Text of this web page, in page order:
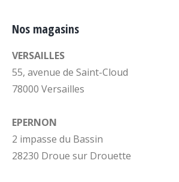
Nos magasins
VERSAILLES
55, avenue de Saint-Cloud
78000 Versailles
EPERNON
2 impasse du Bassin
28230 Droue sur Drouette